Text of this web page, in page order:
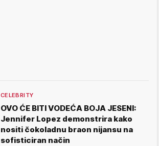
CELEBRITY
OVO ĆE BITI VODEĆA BOJA JESENI:
Jennifer Lopez demonstrira kako
nositi čokoladnu braon nijansu na
sofisticiran način